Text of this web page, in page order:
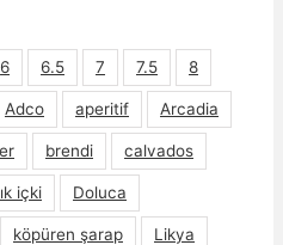
6 6.5 7 7.5 8
Adco aperitif Arcadia
brendi calvados
içki Doluca
köpüren şarap Likya